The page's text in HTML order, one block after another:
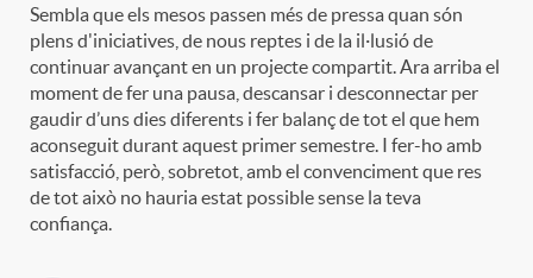
s
a
e
s
i
l
t
r
t
i
n
Sembla que els mesos passen més de pressa quan són
plens d'iniciatives, de nous reptes i de la il·lusió de
continuar avançant en un projecte compartit. Ara arriba el
moment de fer una pausa, descansar i desconnectar per
gaudir d’uns dies diferents i fer balanç de tot el que hem
aconseguit durant aquest primer semestre. I fer-ho amb
satisfacció, però, sobretot, amb el convenciment que res
de tot això no hauria estat possible sense la teva
confiança.